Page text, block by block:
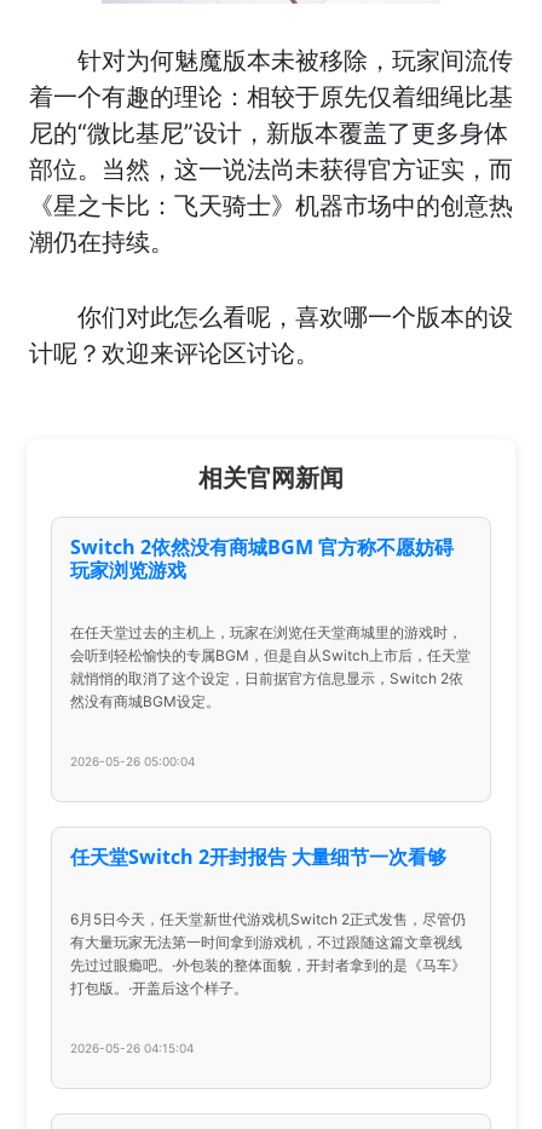
针对为何魅魔版本未被移除，玩家间流传
着一个有趣的理论：相较于原先仅着细绳比基
尼的“微比基尼”设计，新版本覆盖了更多身体
部位。当然，这一说法尚未获得官方证实，而
《星之卡比：飞天骑士》机器市场中的创意热
潮仍在持续。
你们对此怎么看呢，喜欢哪一个版本的设
计呢？欢迎来评论区讨论。
相关官网新闻
Switch 2依然没有商城BGM 官方称不愿妨碍
玩家浏览游戏
在任天堂过去的主机上，玩家在浏览任天堂商城里的游戏时，
会听到轻松愉快的专属BGM，但是自从Switch上市后，任天堂
就悄悄的取消了这个设定，日前据官方信息显示，Switch 2依
然没有商城BGM设定。
2026-05-26 05:00:04
任天堂Switch 2开封报告 大量细节一次看够
6月5日今天，任天堂新世代游戏机Switch 2正式发售，尽管仍
有大量玩家无法第一时间拿到游戏机，不过跟随这篇文章视线
先过过眼瘾吧。·外包装的整体面貌，开封者拿到的是《马车》
打包版。·开盖后这个样子。
2026-05-26 04:15:04